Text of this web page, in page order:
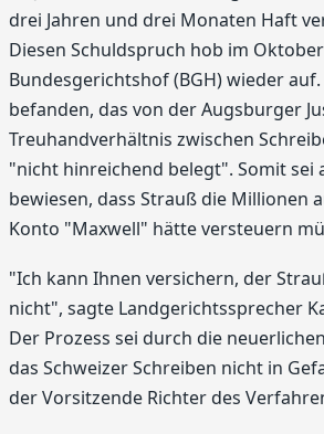
drei Jahren und drei Monaten Haft
Diesen Schuldspruch hob im
Bundesgerichtshof (BGH) wieder
befanden, das von der Augsburger
Treuhandverhältnis zwischen
"nicht hinreichend belegt". Somit sei
bewiesen, dass Strauß die Millionen
Konto "Maxwell" hätte versteuern
"Ich kann Ihnen versichern, der
nicht", sagte Landgerichtssprecher
Der Prozess sei durch die
das Schweizer Schreiben nicht in
der Vorsitzende Richter des